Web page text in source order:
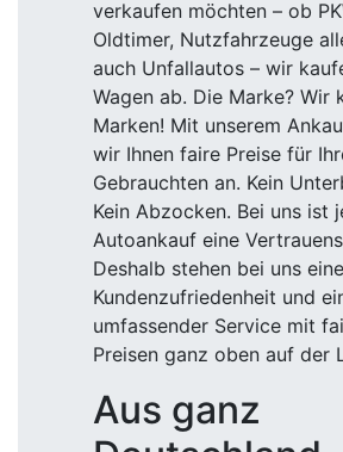
verkaufen möchten – ob
Oldtimer, Nutzfahrzeuge
auch Unfallautos – wir
Wagen ab. Die Marke? Wir
Marken! Mit unserem
wir Ihnen faire Preise für
Gebrauchten an. Kein
Kein Abzocken. Bei uns ist
Autoankauf eine
Deshalb stehen bei uns
Kundenzufriedenheit und
umfassender Service mit
Preisen ganz oben auf der
Aus ganz